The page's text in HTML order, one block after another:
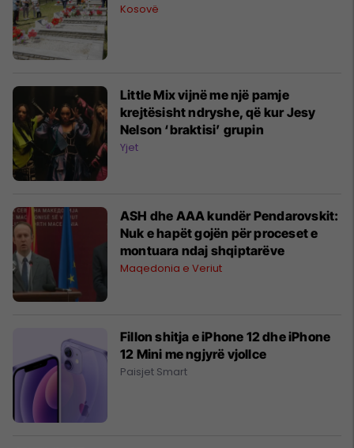
Kosovë
Little Mix vijnë me një pamje
krejtësisht ndryshe, që kur Jesy
Nelson ‘braktisi’ grupin
Yjet
ASH dhe AAA kundër Pendarovskit:
Nuk e hapët gojën për proceset e
montuara ndaj shqiptarëve
Maqedonia e Veriut
Fillon shitja e iPhone 12 dhe iPhone
12 Mini me ngjyrë vjollce
Paisjet Smart